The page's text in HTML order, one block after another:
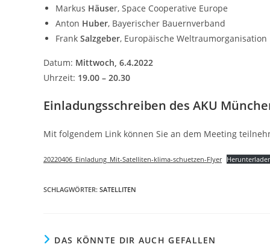
Markus Häuser, Space Cooperative Europe
Anton Huber, Bayerischer Bauernverband
Frank Salzgeber, Europäische Weltraumorganisation
Datum: Mittwoch, 6.4.2022
Uhrzeit: 19.00 – 20.30
Einladungsschreiben des AKU
Mit folgendem Link können Sie an dem Meeting
20220406_Einladung_Mit-Satelliten-klima-schuetzen-Flyer
SCHLAGWÖRTER: SATELLITEN
DAS KÖNNTE DIR AUCH GEFALLEN